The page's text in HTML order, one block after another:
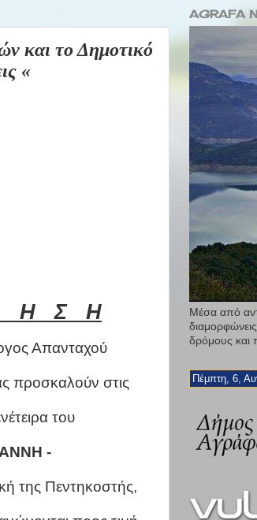
και το Δημοτικό
«
Η Σ Η
Απανταχού
προσκαλούν στις
του
-
της Πεντηκοστής,
AGRAFA
Μέσα από
δρόμους και
Πέμπτη, 6,